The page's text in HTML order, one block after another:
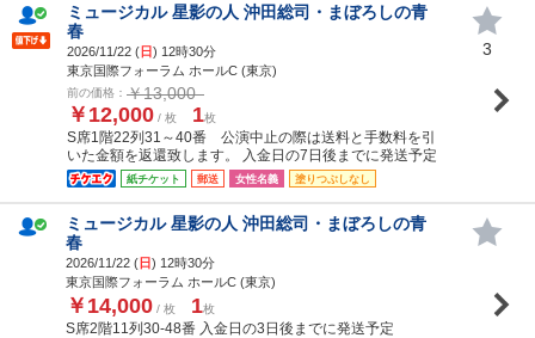
ミュージカル 星影の人 沖田総司・まぼろしの青
春
2026/11/22 (日) 12時30分
東京国際フォーラム ホールC (東京)
前の価格： ￥13,000
￥12,000 / 枚 1枚
S席1階22列31～40番 公演中止の際は送料と手数料を引
いた金額を返還致します。 入金日の7日後までに発送予定
紙チケット 郵送 女性名義 塗りつぶしなし
3
ミュージカル 星影の人 沖田総司・まぼろしの青
春
2026/11/22 (日) 12時30分
東京国際フォーラム ホールC (東京)
￥14,000 / 枚 1枚
S席2階11列30-48番 入金日の3日後までに発送予定